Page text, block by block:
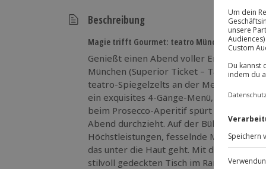
Beschreibung
Magie trifft Gourmet: teatro München erleben!
Genießt einen Abend voller Emotionen,
München (Superior Ticket –
teatro-Spiegelzelts an der Messe
ein exquisites 4-Gänge-Menü, begleitet
beim Prosecco-Aperitif spürt ihr den
Abend durchzieht. Auf der Bühne
Höchstleistungen, fesselnde Musik,
das unter die Haut geht. Mit dem
stilvoll gedeckten Tisch im Rang oder